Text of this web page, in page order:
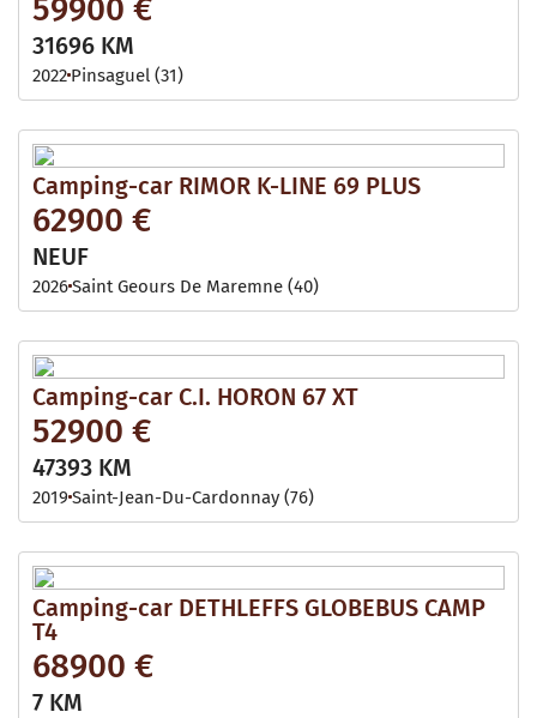
59900 €
31696 KM
2022 Pinsaguel (31)
Camping-car RIMOR K-LINE 69 PLUS
62900 €
NEUF
2026Saint Geours De Maremne (40)
Camping-car C.I. HORON 67 XT
52900 €
47393 KM
2019 Saint-Jean-Du-Cardonnay (76)
Camping-car DETHLEFFS GLOBEBUS CAMP
T4
68900 €
7 KM